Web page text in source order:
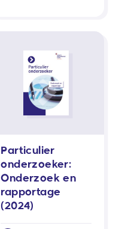
Particulier
onderzoeker:
Onderzoek en
rapportage
(2024)